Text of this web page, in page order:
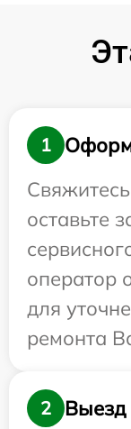
1
оставьте
оператор
для
ремонта
2
Выезд